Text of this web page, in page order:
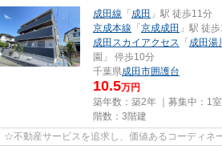
成田線 「成田 」駅 徒歩11分
京成本線 「京成成田 」駅 徒
成田スカイアクセス
「成田湯
園」 停歩10分
千葉県成田市囲護台
10.5万円
築年数：築2年 ｜募集中： 1室
階数：3階建
☆不動産サービスを追求し、価値あるコーディネ